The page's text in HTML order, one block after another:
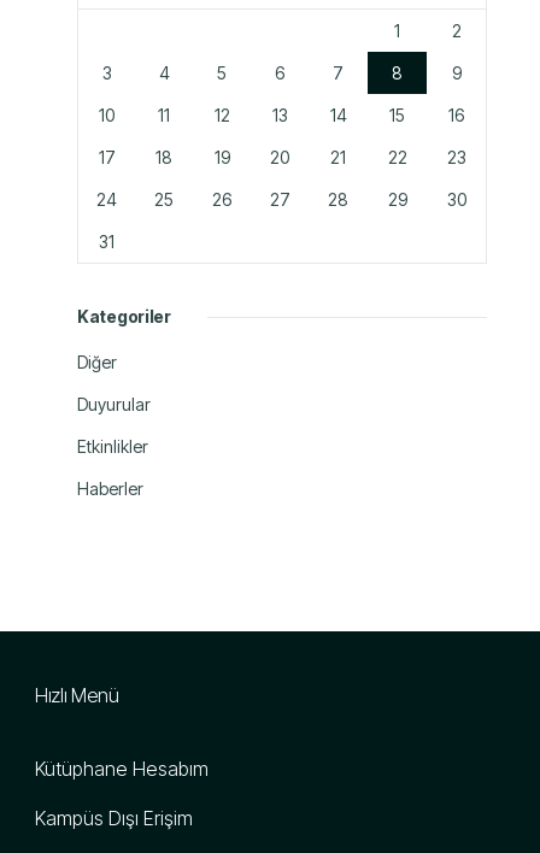
1 2
3 4 5 6 7 8 9
10 11 12 13 14 15 16
17 18 19 20 21 22 23
24 25 26 27 28 29 30
31
Kategoriler
Diğer
Duyurular
Etkinlikler
Haberler
Hızlı Menü
Kütüphane Hesabım
Kampüs Dışı Erişim